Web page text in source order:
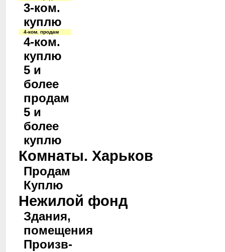
3-ком.
куплю
4-ком. продам
4-ком.
куплю
5 и
более
продам
5 и
более
куплю
Комнаты. Харьков
Продам
Куплю
Нежилой фонд
Здания,
помещения
Произв-